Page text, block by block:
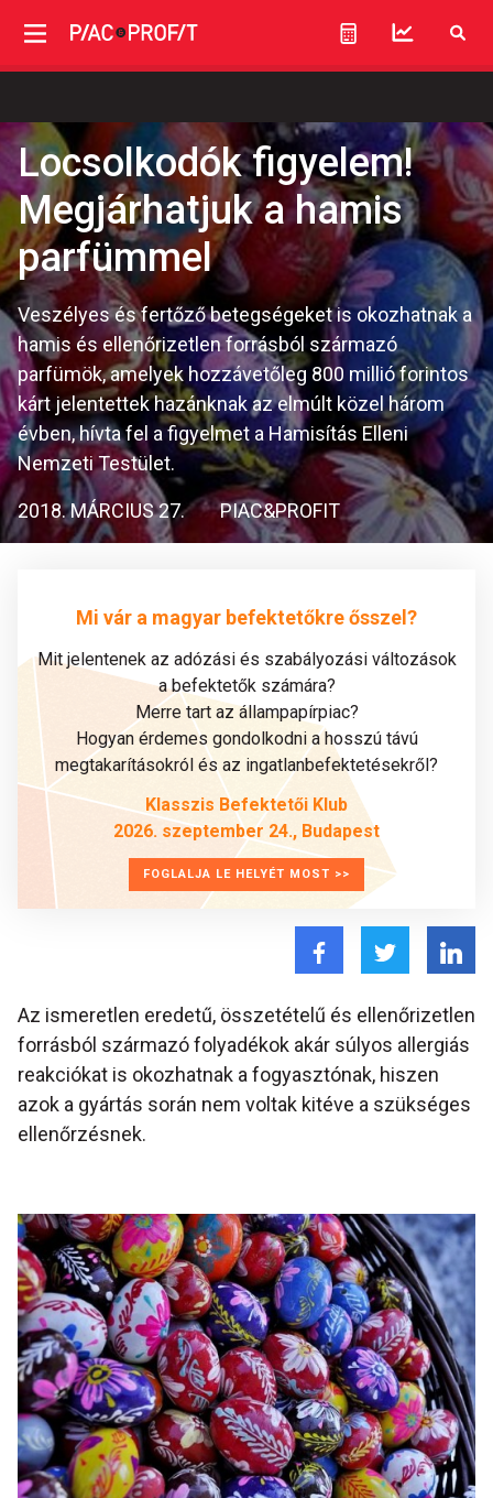
Locsolkodók figyelem!
Megjárhatjuk a hamis
parfümmel
Veszélyes és fertőző betegségeket is okozhatnak a
hamis és ellenőrizetlen forrásból származó
parfümök, amelyek hozzávetőleg 800 millió forintos
kárt jelentettek hazánknak az elmúlt közel három
évben, hívta fel a figyelmet a Hamisítás Elleni
Nemzeti Testület.
2018. MÁRCIUS 27. PIAC&PROFIT
Mi vár a magyar befektetőkre ősszel?
Mit jelentenek az adózási és szabályozási változások
a befektetők számára?
Merre tart az állampapírpiac?
Hogyan érdemes gondolkodni a hosszú távú
megtakarításokról és az ingatlanbefektetésekről?
Klasszis Befektetői Klub
2026. szeptember 24., Budapest
FOGLALJA LE HELYÉT MOST >>
Az ismeretlen eredetű, összetételű és ellenőrizetlen
forrásból származó folyadékok akár súlyos allergiás
reakciókat is okozhatnak a fogyasztónak, hiszen
azok a gyártás során nem voltak kitéve a szükséges
ellenőrzésnek.